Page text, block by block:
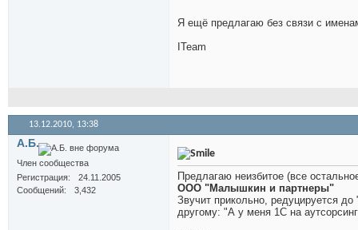
Я ещё предлагаю без связи с
ITeam
13.12.2010, 13:38
А.Б.
Член сообщества
Регистрация
24.11.2005
Сообщений
3,432
Предлагаю неизбитое (все
ООО "Малышкин и партнеры"
Звучит прикольно, редуцируется
другому: "А у меня 1С на